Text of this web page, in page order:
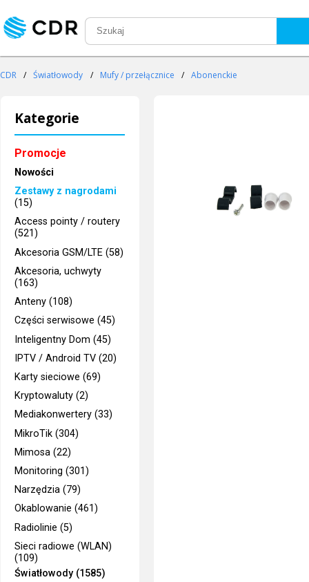
CDR / Światłowody / Mufy / przełącznice / Abonenckie
Kategorie
Promocje
Nowości
Zestawy z nagrodami
(15)
Access pointy / routery
(521)
Akcesoria GSM/LTE (58)
Akcesoria, uchwyty
(163)
Anteny (108)
Części serwisowe (45)
Inteligentny Dom (45)
IPTV / Android TV (20)
Karty sieciowe (69)
Kryptowaluty (2)
Mediakonwertery (33)
MikroTik (304)
Mimosa (22)
Monitoring (301)
Narzędzia (79)
Okablowanie (461)
Radiolinie (5)
Sieci radiowe (WLAN)
(109)
Światłowody (1585)